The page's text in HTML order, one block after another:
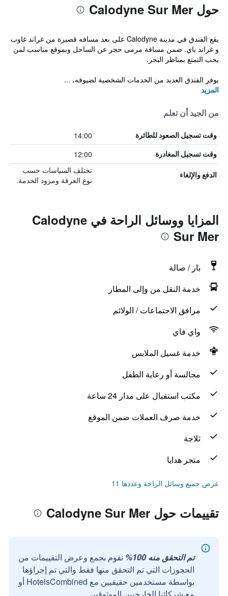
حول Calodyne Sur Mer
يقع الفندق في مدينة Calodyne على بعد مسافه قصيرة من غراند غاوب
و غراند باي. ضمن مسافة مرمى حجر عن الساحل وبموقع مناسب لمن
يحب التمتع بمناظر البحر.
يوفر الفندق العديد من الخدمات الشخصية لضيوفه، ...
المزيد
من الجيد أن تعلم
وقت تسجيل الصعود للطائرة 14:00
وقت تسجيل المغادرة 12:00
الدفع والإلغاء
تختلف السياسات حسب
نوع الغرفة ومزود الخدمة.
المزايا ووسائل الراحة في Calodyne
Sur Mer
بار / صالة
خدمة النقل من وإلى المطار
مرافق الاجتماعات / الولائم
واي فاي
خدمة غسيل الملابس
مجالسة أو رعاية الطفل
مكتب استقبال على مدار 24 ساعة
خدمة صرف العملات ضمن الموقع
ثلاجة
متجر هدايا
عرض جميع وسائل الراحة وعددها 11
تقييمات حول Calodyne Sur Mer
تم التحقق منه 100%
نقوم بجمع وعرض التقييمات من
الحجوزات التي تم التحقق منها فقط والتي تم إجراؤها
بواسطة مستخدمين حقيقيين مع HotelsCombined أو